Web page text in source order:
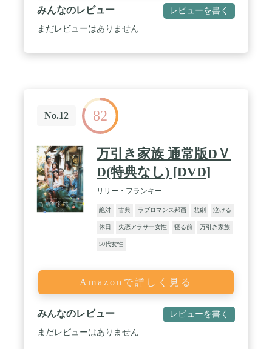
みんなのレビュー レビューを書く
まだレビューはありません
No.12 82
万引き家族 通常版DＶ
D(特典なし) [DVD]
リリー・フランキー
絶対 古典 ラブロマンス邦画 悲劇 泣ける
休日 失恋アラサー女性 寝る前 万引き家族
50代女性
Amazonで詳しく見る
みんなのレビュー レビューを書く
まだレビューはありません